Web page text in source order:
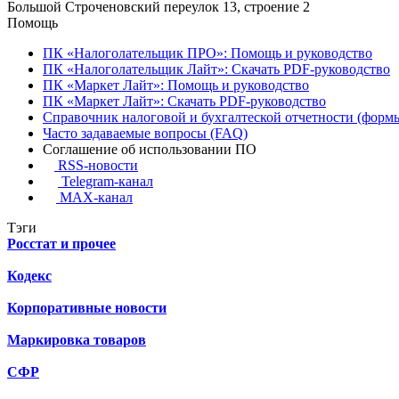
Большой Строченовский переулок 13, строение 2
Помощь
ПК «Налоголательщик ПРО»: Помощь и руководство
ПК «Налоголательщик Лайт»: Скачать PDF-руководство
ПК «Маркет Лайт»: Помощь и руководство
ПК «Маркет Лайт»: Скачать PDF-руководство
Справочник налоговой и бухгалтеской отчетности
Часто задаваемые вопросы (FAQ)
Соглашение об использовании ПО
RSS-новости
Telegram-канал
MAX-канал
Тэги
Росстат и прочее
Кодекс
Корпоративные новости
Маркировка товаров
СФР